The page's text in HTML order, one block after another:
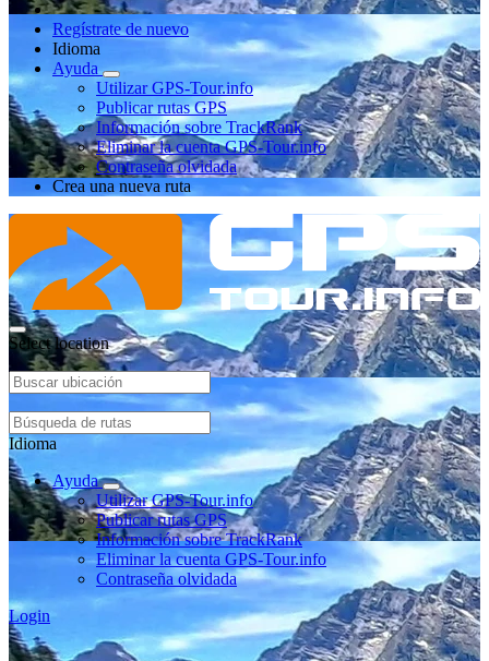
Regístrate de nuevo
Idioma
Ayuda
Utilizar GPS-Tour.info
Publicar rutas GPS
Información sobre TrackRank
Eliminar la cuenta GPS-Tour.info
Contraseña olvidada
Crea una nueva ruta
Select location
Idioma
Ayuda
Utilizar GPS-Tour.info
Publicar rutas GPS
Información sobre TrackRank
Eliminar la cuenta GPS-Tour.info
Contraseña olvidada
Login